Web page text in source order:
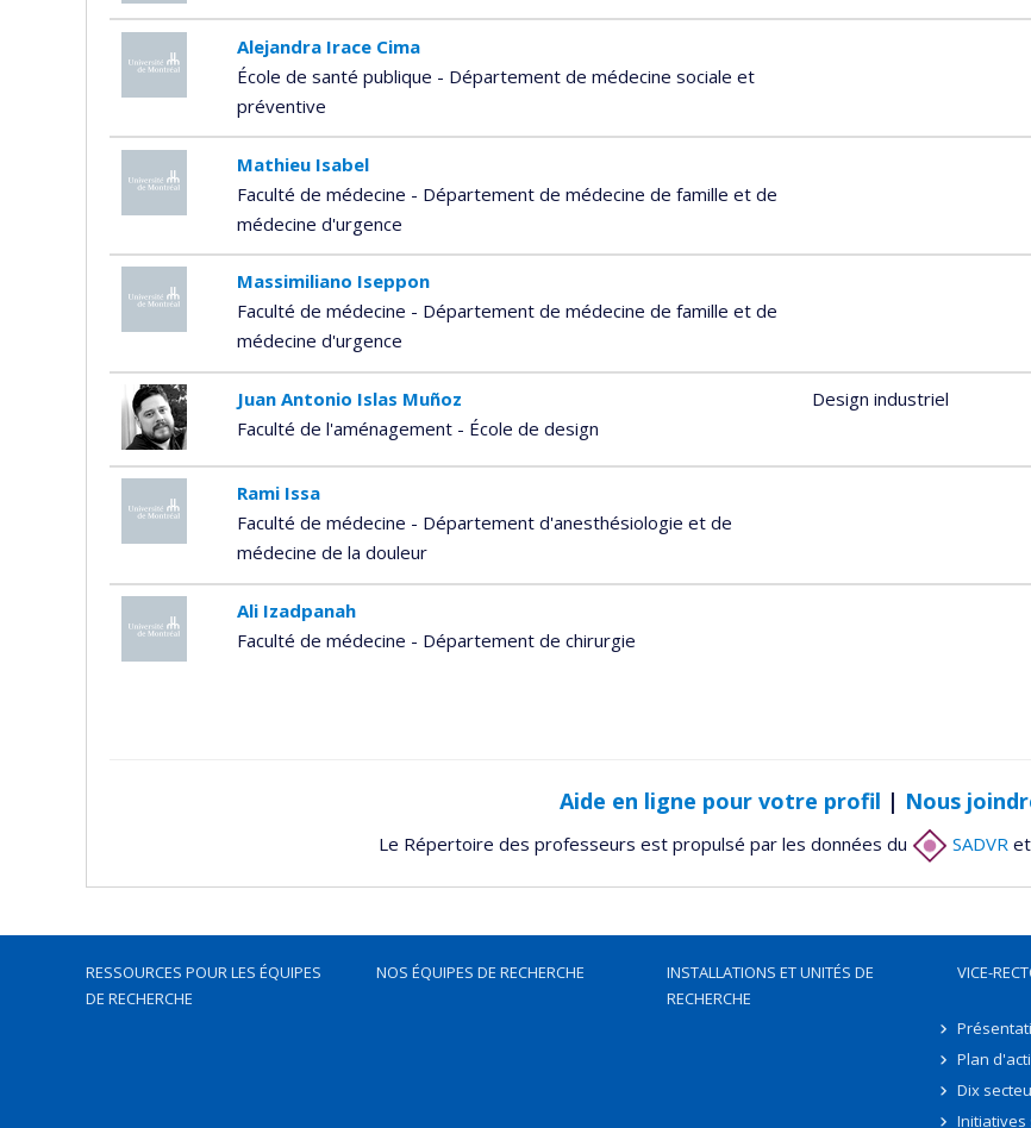
Alejandra Irace Cima
École de santé publique - Département de médecine sociale et
préventive
Mathieu Isabel
Faculté de médecine - Département de médecine de famille et de
médecine d'urgence
Massimiliano Iseppon
Faculté de médecine - Département de médecine de famille et de
médecine d'urgence
Juan Antonio Islas Muñoz
Faculté de l'aménagement - École de design
Design industriel
Rami Issa
Faculté de médecine - Département d'anesthésiologie et de
médecine de la douleur
Ali Izadpanah
Faculté de médecine - Département de chirurgie
Aide en ligne pour votre profil | Nous
Le Répertoire des professeurs est propulsé par les données du SADVRet
RESSOURCES POUR LES ÉQUIPES
DE RECHERCHE
NOS ÉQUIPES DE RECHERCHE
INSTALLATIONS ET UNITÉS DE
RECHERCHE
VICE-
Plan
Dix
Initiatives